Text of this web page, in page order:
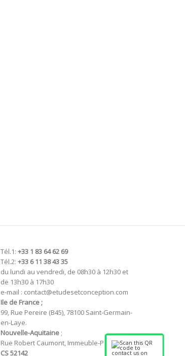
Tél.1: +33 1 83 64 62 69
Tél.2: +33 6 11 38 43 35
du lundi au vendredi, de 08h30 à 12h30 et
de 13h30 à 17h30
e-mail : contact@etudesetconception.com
Ile de France ;
99, Rue Pereire (B45), 78100 Saint-Germain-
en-Laye.
Nouvelle-Aquitaine;
Rue Robert Caumont, Immeuble-P
CS 52142